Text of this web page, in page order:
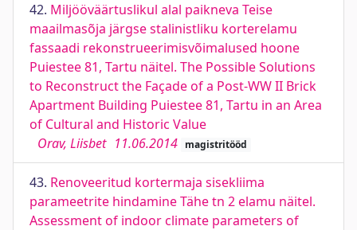
42. Miljööväärtuslikul alal paikneva Teise
maailmasõja järgse stalinistliku korterelamu
fassaadi rekonstrueerimisvõimalused hoone
Puiestee 81, Tartu näitel. The Possible Solutions
to Reconstruct the Façade of a Post-WW II Brick
Apartment Building Puiestee 81, Tartu in an Area
of Cultural and Historic Value
Orav, Liisbet 11.06.2014 magistritööd
43. Renoveeritud kortermaja sisekliima
parameetrite hindamine Tähe tn 2 elamu näitel.
Assessment of indoor climate parameters of